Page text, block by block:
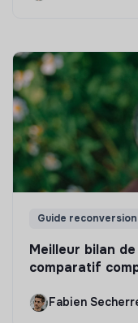
Guide reconversion
Meilleur bilan
comparatif
Fabien